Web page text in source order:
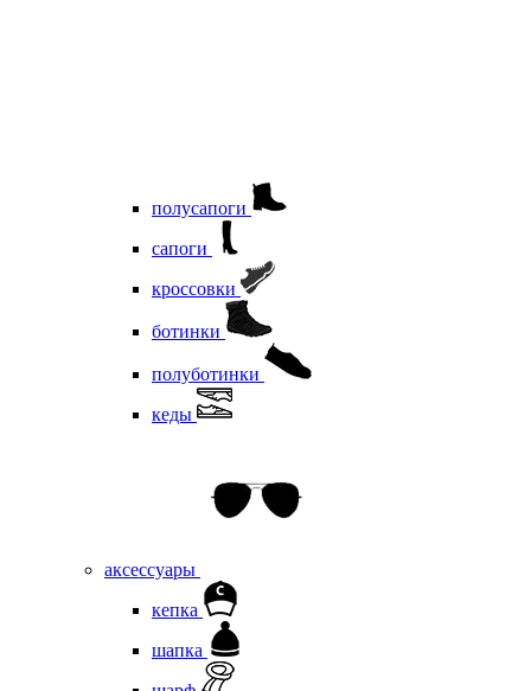
полусапоги
сапоги
кроссовки
ботинки
полуботинки
кеды
аксессуары
кепка
шапка